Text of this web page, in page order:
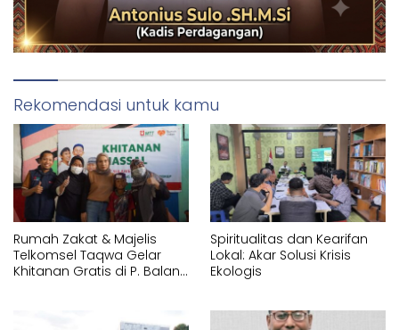
Rekomendasi untuk kamu
Rumah Zakat & Majelis
Telkomsel Taqwa Gelar
Khitanan Gratis di P. Balang
Spiritualitas dan Kearifan
Lokal: Akar Solusi Krisis
Ekologis